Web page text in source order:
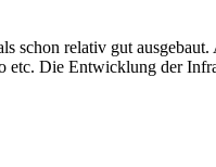
schon relativ gut
etc. Die Entwicklung der